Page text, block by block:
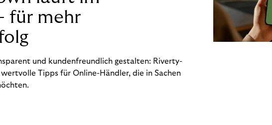
für mehr
und kundenfreundlich gestalten: Riverty-
Tipps für Online-Händler, die in Sachen